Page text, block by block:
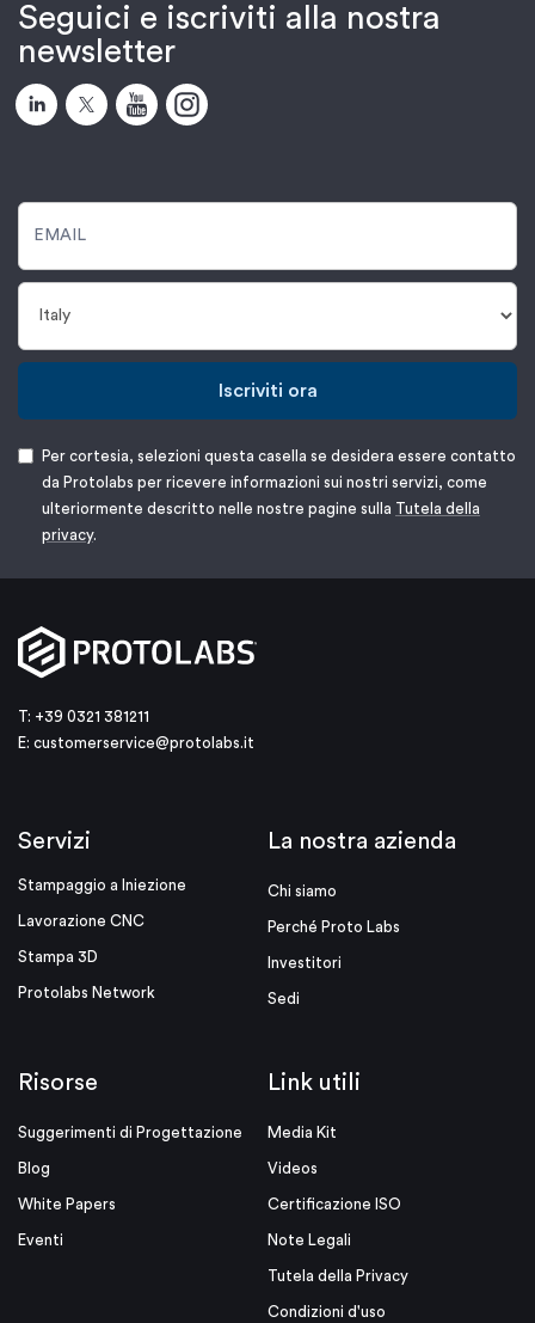
Seguici e iscriviti alla nostra
newsletter
Iscriviti ora
Per cortesia, selezioni questa casella se desidera essere contatto
da Protolabs per ricevere informazioni sui nostri servizi, come
ulteriormente descritto nelle nostre pagine sulla Tutela della
privacy.
T: +39 0321 381211
E: customerservice@protolabs.it
Servizi
Stampaggio a Iniezione
Lavorazione CNC
Stampa 3D
Protolabs Network
La nostra azienda
Chi siamo
Perché Proto Labs
Investitori
Sedi
Risorse
Suggerimenti di Progettazione
Blog
White Papers
Eventi
Link utili
Media Kit
Videos
Certificazione ISO
Note Legali
Tutela della Privacy
Condizioni d'uso